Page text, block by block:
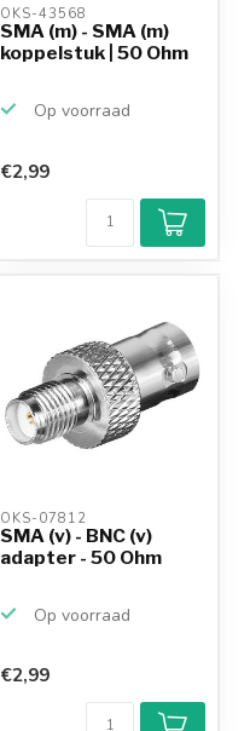
OKS-43568
SMA (m) - SMA (m)
koppelstuk | 50 Ohm
Op voorraad
€2,99
OKS-07812
SMA (v) - BNC (v)
adapter - 50 Ohm
Op voorraad
€2,99